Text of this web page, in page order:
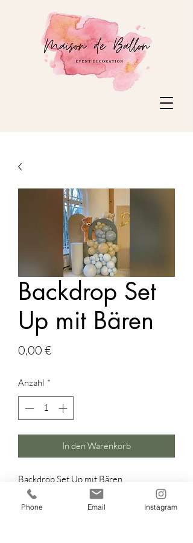
Backdrop Set
Up mit Bären
0,00 €
Anzahl *
In den Warenkorb
Backdrop Set Up mit Bären
Backdrop Wall, Foto Hintergrund
Hier ist alles Mietware ausser die
Phone Email Instagram